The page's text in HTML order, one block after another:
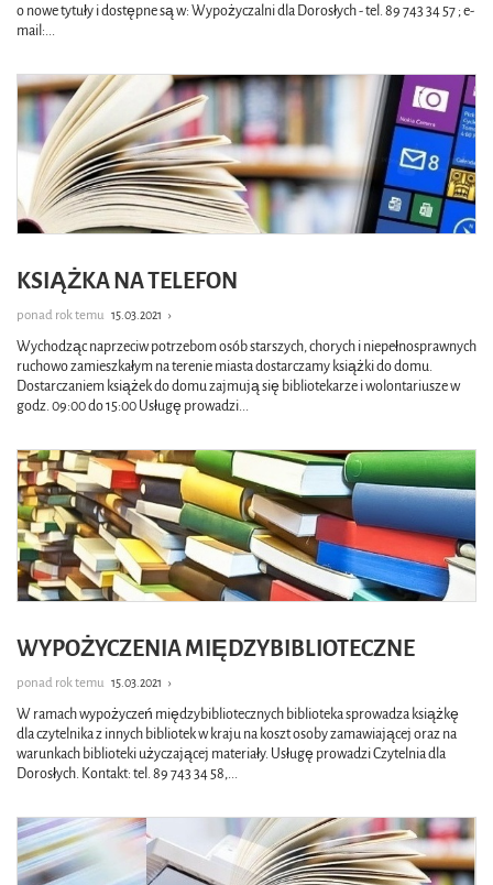
o nowe tytuły i dostępne są w: Wypożyczalni dla Dorosłych - tel. 89 743 34 57 ; e-
mail:
KSIĄŻKA NA TELEFON
ponad rok temu 15.03.2021 ›
Wychodząc naprzeciw potrzebom osób starszych, chorych i niepełnosprawnych
ruchowo zamieszkałym na terenie miasta dostarczamy książki do domu.
Dostarczaniem książek do domu zajmują się bibliotekarze i wolontariusze w
godz. 09:00 do 15:00 Usługę prowadzi...
WYPOŻYCZENIA MIĘDZYBIBLIOTECZNE
ponad rok temu 15.03.2021 ›
W ramach wypożyczeń międzybibliotecznych biblioteka sprowadza książkę
dla czytelnika z innych bibliotek w kraju na koszt osoby zamawiającej oraz na
warunkach biblioteki użyczającej materiały. Usługę prowadzi Czytelnia dla
Dorosłych. Kontakt: tel. 89 743 34 58,...